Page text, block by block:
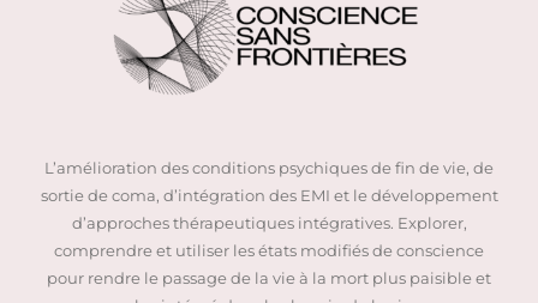
L’amélioration des conditions psychiques de fin de vie, de
sortie de coma, d’intégration des EMI et le développement
d’approches thérapeutiques intégratives. Explorer,
comprendre et utiliser les états modifiés de conscience
pour rendre le passage de la vie à la mort plus paisible et